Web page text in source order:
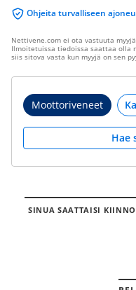
Ohjeita turvalliseen
Nettivene.com ei ota vastuuta
Ilmoitetuissa tiedoissa saattaa
siis sitova vasta kun myyjä on sen
Moottoriveneet
Hae
SINUA SAATTAISI